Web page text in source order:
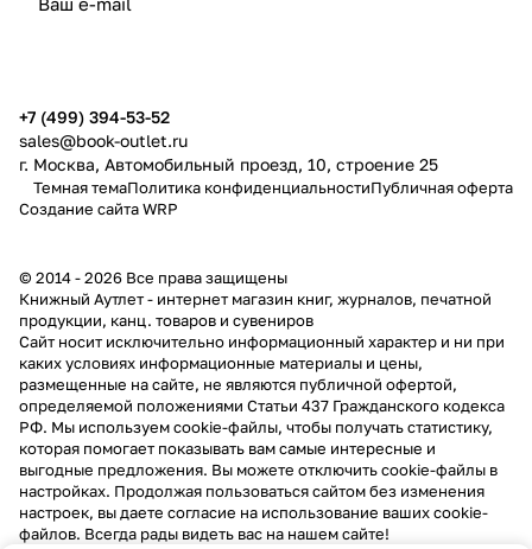
+7 (499) 394-53-52
sales@book-outlet.ru
г. Москва, Автомобильный проезд, 10, строение 25
Темная темаПолитика конфиденциальностиПубличная оферта
Создание сайтаWRP
© 2014 - 2026 Все права защищены
Книжный Аутлет - интернет магазин книг, журналов, печатной
продукции, канц. товаров и сувениров
Cайт носит исключительно информационный характер и ни при
каких условиях информационные материалы и цены,
размещенные на сайте, не являются публичной офертой,
определяемой положениями Статьи 437 Гражданского кодекса
РФ. Мы используем cookie-файлы, чтобы получать статистику,
которая помогает показывать вам самые интересные и
выгодные предложения. Вы можете отключить cookie-файлы в
настройках. Продолжая пользоваться сайтом без изменения
настроек, вы даете согласие на использование ваших cookie-
файлов. Всегда рады видеть вас на нашем сайте!